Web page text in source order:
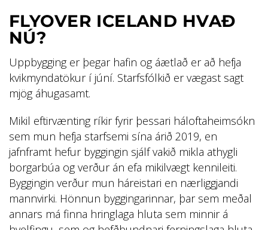
FLYOVER ICELAND HVAÐ
NÚ?
Uppbygging er þegar hafin og áætlað er að hefja
kvikmyndatökur í júní. Starfsfólkið er vægast sagt
mjög áhugasamt.
Mikil eftirvænting ríkir fyrir þessari háloftaheimsókn
sem mun hefja starfsemi sína árið 2019, en
jafnframt hefur byggingin sjálf vakið mikla athygli
borgarbúa og verður án efa mikilvægt kennileiti.
Byggingin verður mun háreistari en nærliggjandi
mannvirki. Hönnun byggingarinnar, þar sem meðal
annars má finna hringlaga hluta sem minnir á